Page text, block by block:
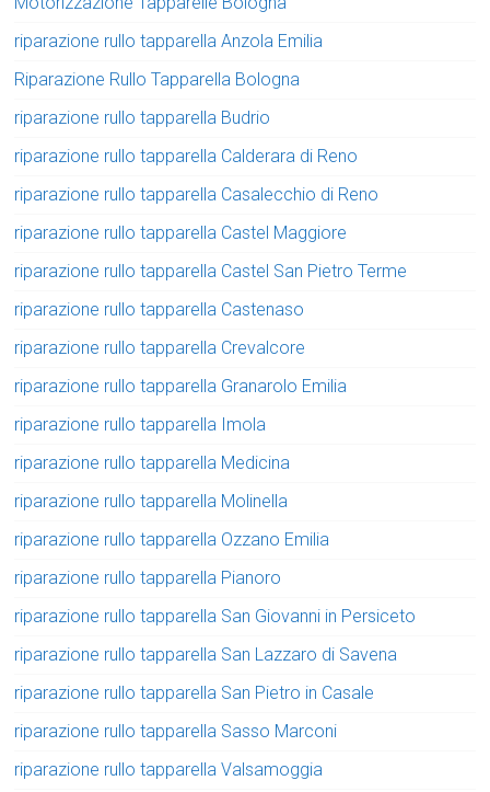
riparazione rullo tapparella Anzola Emilia
Riparazione Rullo Tapparella Bologna
riparazione rullo tapparella Budrio
riparazione rullo tapparella Calderara di Reno
riparazione rullo tapparella Casalecchio di Reno
riparazione rullo tapparella Castel Maggiore
riparazione rullo tapparella Castel San Pietro Terme
riparazione rullo tapparella Castenaso
riparazione rullo tapparella Crevalcore
riparazione rullo tapparella Granarolo Emilia
riparazione rullo tapparella Imola
riparazione rullo tapparella Medicina
riparazione rullo tapparella Molinella
riparazione rullo tapparella Ozzano Emilia
riparazione rullo tapparella Pianoro
riparazione rullo tapparella San Giovanni in Persiceto
riparazione rullo tapparella San Lazzaro di Savena
riparazione rullo tapparella San Pietro in Casale
riparazione rullo tapparella Sasso Marconi
riparazione rullo tapparella Valsamoggia